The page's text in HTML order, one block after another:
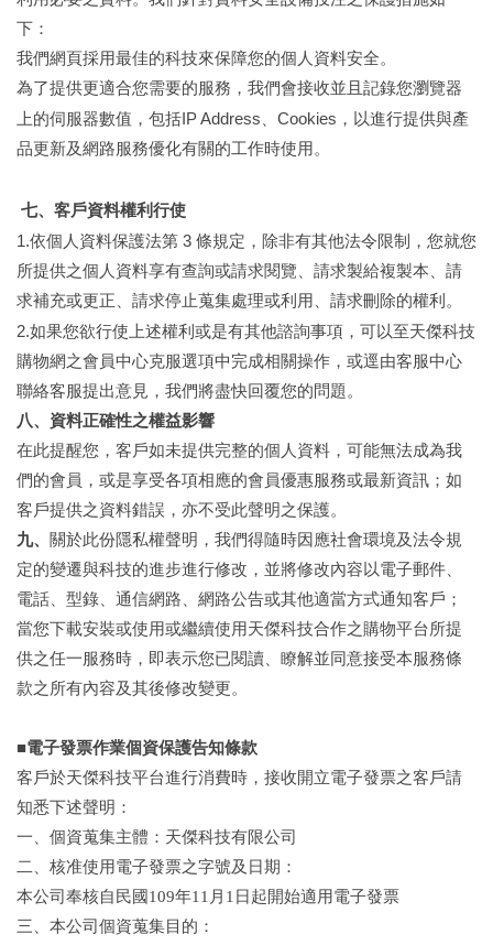
下：
我們網頁採用最佳的科技來保障您的個人資料安全。
為了提供更適合您需要的服務，我們會接收並且記錄您瀏覽器
上的伺服器數值，包括IP Address Cookies ，以進行提供與產
品更新及網路服務優化有關的工作時使用。
七、客戶資料權利行使
1.依個人資料保護法第 3 條規定，除非有其他法令限制，您就您
所提供之個人資料享有查詢或請求閱覽、請求製給複製本、請
求補充或更正、請求停止蒐集處理或利用、請求刪除的權利。
2.如果您欲行使上述權利或是有其他諮詢事項，可以至天傑科技
購物網之會員中心克服選項中完成相關操作，或逕由客服中心
聯絡客服提出意見，我們將盡快回覆您的問題。
八、資料正確性之權益影響
在此提醒您，客戶如未提供完整的個人資料，可能無法成為我
們的會員，或是享受各項相應的會員優惠服務或最新資訊；如
客戶提供之資料錯誤，亦不受此聲明之保護。
九、 關於此份隱私權聲明，我們得隨時因應社會環境及法令規
定的變遷與科技的進步進行修改，並將修改內容以電子郵件、
電話、型錄、通信網路、網路公告或其他適當方式通知客戶；
當您下載安裝或使用或繼續使用天傑科技合作之購物平台所提
供之任一服務時，即表示您已閱讀、瞭解並同意接受本服務條
款之所有內容及其後修改變更。
■電子發票作業個資保護告知條款
客戶於天傑科技平台進行消費時，接收開立電子發票之客戶請
知悉下述聲明：
一、個資蒐集主體：天傑科技有限公司
二、核准使用電子發票之字號及日期：
本公司奉核自民國109年11月1日起開始適用電子發票
三、本公司個資蒐集目的：